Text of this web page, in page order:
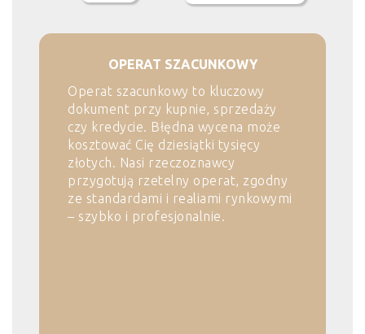
OPERAT SZACUNKOWY
Operat szacunkowy to kluczowy
dokument przy kupnie, sprzedaży
czy kredycie. Błędna wycena może
kosztować Cię dziesiątki tysięcy
złotych. Nasi rzeczoznawcy
przygotują rzetelny operat, zgodny
ze standardami i realiami rynkowymi
– szybko i profesjonalnie.